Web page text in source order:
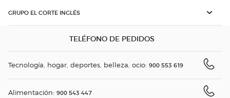
GRUPO EL CORTE INGLÉS
TELÉFONO DE PEDIDOS
Tecnología, hogar, deportes, belleza, ocio: 900 553 619
Alimentación: 900 543 447